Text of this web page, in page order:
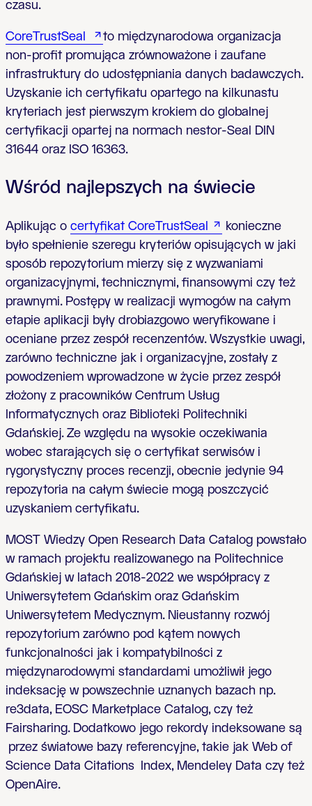
czasu.
CoreTrustSeal
to międzynarodowa organizacja
non-profit promująca zrównoważone i zaufane
infrastruktury do udostępniania danych badawczych.
Uzyskanie ich certyfikatu opartego na kilkunastu
kryteriach jest pierwszym krokiem do globalnej
certyfikacji opartej na normach nestor-Seal DIN
31644 oraz ISO 16363.
Wśród najlepszych na świecie
Aplikując o certyfikat CoreTrustSeal
konieczne
było spełnienie szeregu kryteriów opisujących w jaki
sposób repozytorium mierzy się z wyzwaniami
organizacyjnymi, technicznymi, finansowymi czy też
prawnymi. Postępy w realizacji wymogów na całym
etapie aplikacji były drobiazgowo weryfikowane i
oceniane przez zespół recenzentów. Wszystkie uwagi,
zarówno techniczne jak i organizacyjne, zostały z
powodzeniem wprowadzone w życie przez zespół
złożony z pracowników Centrum Usług
Informatycznych oraz Biblioteki Politechniki
Gdańskiej. Ze względu na wysokie oczekiwania
wobec starających się o certyfikat serwisów i
rygorystyczny proces recenzji, obecnie jedynie 94
repozytoria na całym świecie mogą poszczycić
uzyskaniem certyfikatu.
MOST Wiedzy Open Research Data Catalog powstało
w ramach projektu realizowanego na Politechnice
Gdańskiej w latach 2018-2022 we współpracy z
Uniwersytetem Gdańskim oraz Gdańskim
Uniwersytetem Medycznym. Nieustanny rozwój
repozytorium zarówno pod kątem nowych
funkcjonalności jak i kompatybilności z
międzynarodowymi standardami umożliwił jego
indeksację w powszechnie uznanych bazach np.
re3data, EOSC Marketplace Catalog, czy też
Fairsharing. Dodatkowo jego rekordy indeksowane są
przez światowe bazy referencyjne, takie jak Web of
Science Data Citations Index, Mendeley Data czy też
OpenAire.